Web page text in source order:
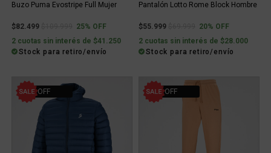
Buzo Puma Evostripe Full Mujer
$82.499 Price reduced from
to25% OFF
2 cuotas sin interés de $41.250
Stock para retiro/envío
Pantalón Lotto Rome Block Hombre
$55.999 Price reduced from
to20% OFF
2 cuotas sin interés de $28.000
Stock para retiro/envío
25% OFF 41% OFF